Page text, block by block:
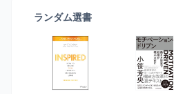
ランダム選書